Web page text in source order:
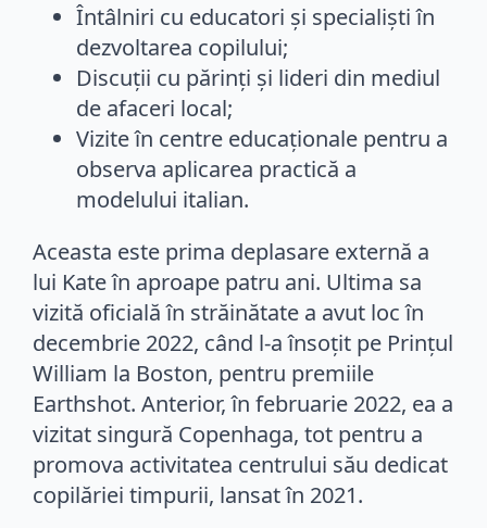
Întâlniri cu educatori și specialiști în
dezvoltarea copilului;
Discuții cu părinți și lideri din mediul
de afaceri local;
Vizite în centre educaționale pentru a
observa aplicarea practică a
modelului italian.
Aceasta este prima deplasare externă a
lui Kate în aproape patru ani. Ultima sa
vizită oficială în străinătate a avut loc în
decembrie 2022, când l-a însoțit pe Prințul
William la Boston, pentru premiile
Earthshot. Anterior, în februarie 2022, ea a
vizitat singură Copenhaga, tot pentru a
promova activitatea centrului său dedicat
copilăriei timpurii, lansat în 2021.